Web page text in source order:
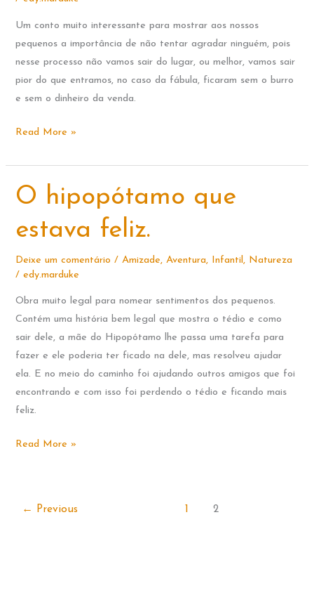
Um conto muito interessante para mostrar aos nossos
pequenos a importância de não tentar agradar ninguém, pois
nesse processo não vamos sair do lugar, ou melhor, vamos sair
pior do que entramos, no caso da fábula, ficaram sem o burro
e sem o dinheiro da venda.
O
O
MENINO
E
Read More »
O hipopótamo que
estava feliz.
Deixe um comentário /Amizade,Aventura, Infantil , Natureza
/edy.marduke
Obra muito legal para nomear sentimentos dos pequenos.
Contém uma história bem legal que mostra o tédio e como
sair dele, a mãe do Hipopótamo lhe passa uma tarefa para
fazer e ele poderia ter ficado na dele, mas resolveu ajudar
ela. E no meio do caminho foi ajudando outros amigos que foi
encontrando e com isso foi perdendo o tédio e ficando mais
feliz.
O
Read More »
← Previous 1 2